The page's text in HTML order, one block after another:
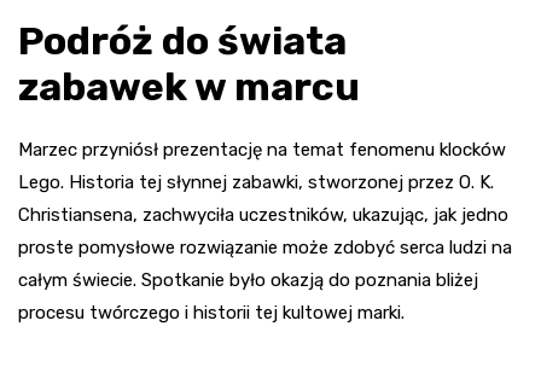
Podróż do świata
zabawek w marcu
Marzec przyniósł prezentację na temat fenomenu klocków
Lego. Historia tej słynnej zabawki, stworzonej przez O. K.
Christiansena, zachwyciła uczestników, ukazując, jak jedno
proste pomysłowe rozwiązanie może zdobyć serca ludzi na
całym świecie. Spotkanie było okazją do poznania bliżej
procesu twórczego i historii tej kultowej marki.